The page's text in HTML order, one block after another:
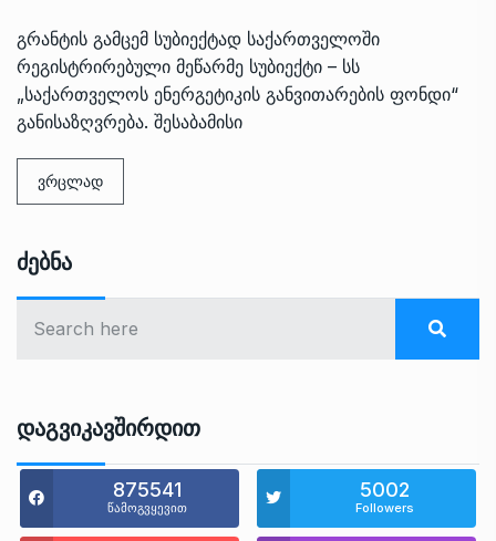
გრანტის გამცემ სუბიექტად საქართველოში
რეგისტრირებული მეწარმე სუბიექტი – სს
„საქართველოს ენერგეტიკის განვითარების ფონდი“
განისაზღვრება. შესაბამისი
ვრცლად
Ძებნა
Დაგვიკავშირდით
875541
წამოგვყევით
5002
Followers